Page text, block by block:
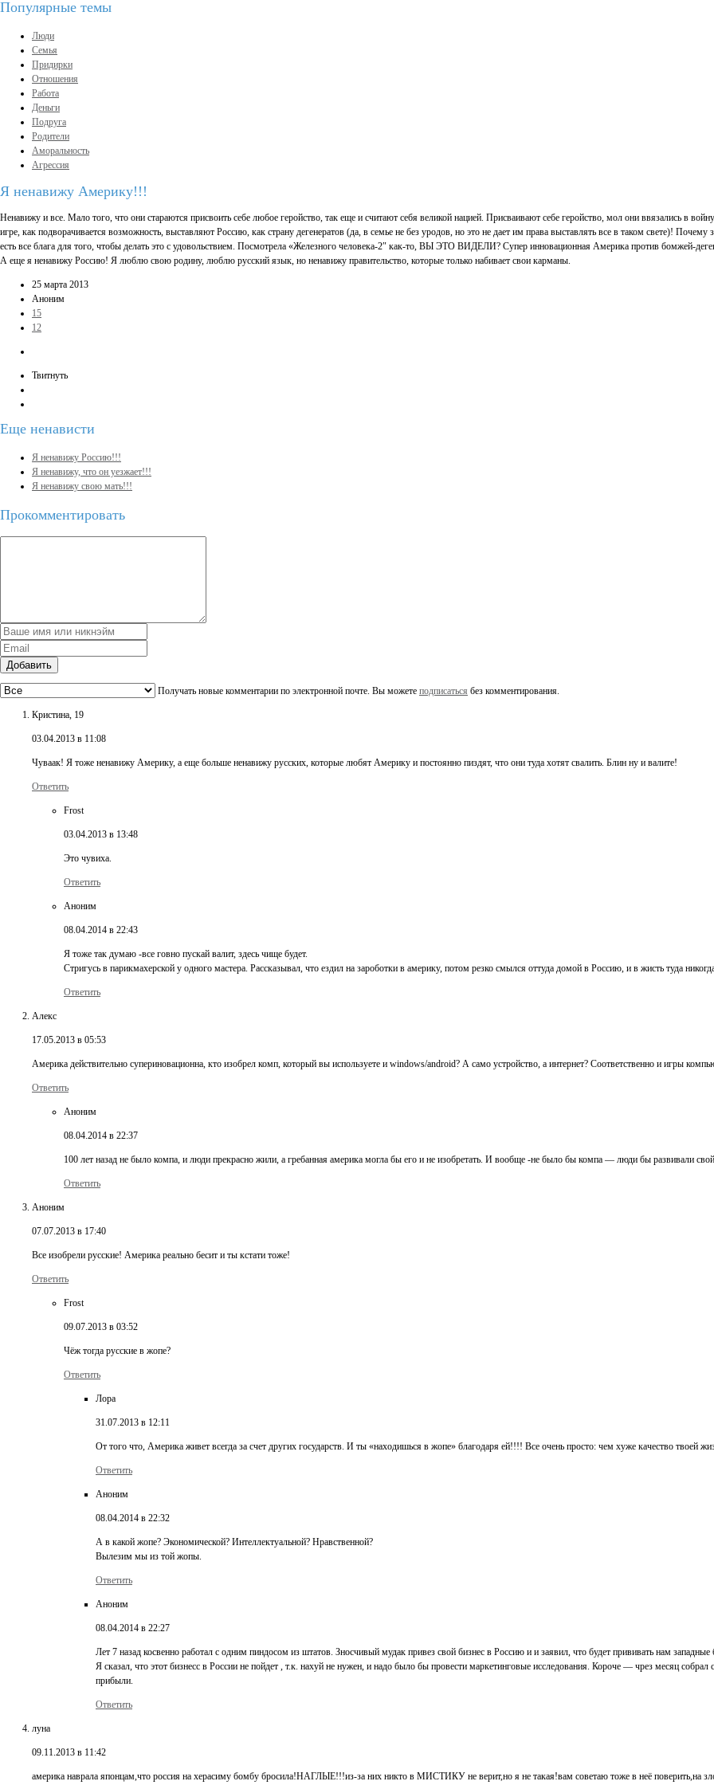
Популярные темы
Люди
Семья
Придирки
Отношения
Работа
Деньги
Подруга
Родители
Аморальность
Агрессия
Я ненавижу Америку!!!
Ненавижу и все. Мало того, что они стараются присвоить себе любое геройство, так еще и считают себя великой нацией. Присваивают себе геройство, мол они ввязались
игре, как подворачивается возможность, выставляют Россию, как страну дегенератов (да, в семье не без уродов, но это не дает им права выставлять все в таком свете)!
есть все блага для того, чтобы делать это с удовольствием. Посмотрела «Железного человека-2″ как-то, ВЫ ЭТО ВИДЕЛИ? Супер инновационная Америка против бомжей-
А еще я ненавижу Россию! Я люблю свою родину, люблю русский язык, но ненавижу правительство, которые только набивает свои карманы.
25 марта 2013
Аноним
15
12
Твитнуть
Еще ненависти
Я ненавижу Россию!!!
Я ненавижу, что он уезжает!!!
Я ненавижу свою мать!!!
Прокомментировать
Добавить
Получать новые комментарии по электронной почте. Вы можете подписаться без комментирования.
Кристина, 19
03.04.2013 в 11:08
Чуваак! Я тоже ненавижу Америку, а еще больше ненавижу русских, которые любят Америку и постоянно пиздят, что они туда хотят свалить. Блин ну и валите!
Ответить
Frost
03.04.2013 в 13:48
Это чувиха.
Ответить
Аноним
08.04.2014 в 22:43
Я тоже так думаю -все говно пускай валит, здесь чище будет.
Стригусь в парикмахерской у одного мастера. Рассказывал, что ездил на зароботки в америку, потом резко смылся оттуда домой в Россию, и в жисть туда
Ответить
Алекс
17.05.2013 в 05:53
Америка действительно супериновационна, кто изобрел комп, который вы используете и windows/android? А само устройство, а интернет? Соответственно и игры
Ответить
Аноним
08.04.2014 в 22:37
100 лет назад не было компа, и люди прекрасно жили, а гребанная америка могла бы его и не изобретать. И вообще -не было бы компа — люди бы развивали
Ответить
Аноним
07.07.2013 в 17:40
Все изобрели русские! Америка реально бесит и ты кстати тоже!
Ответить
Frost
09.07.2013 в 03:52
Чёж тогда русские в жопе?
Ответить
Лора
31.07.2013 в 12:11
От того что, Америка живет всегда за счет других государств. И ты «находишься в жопе» благодаря ей!!!! Все очень просто: чем хуже качество твоей
Ответить
Аноним
08.04.2014 в 22:32
А в какой жопе? Экономической? Интеллектуальной? Нравственной?
Вылезим мы из той жопы.
Ответить
Аноним
08.04.2014 в 22:27
Лет 7 назад косвенно работал с одним пиндосом из штатов. Зносчивый мудак привез свой бизнес в Россию и и заявил, что будет прививать нам западные
Я сказал, что этот бизнесс в России не пойдет , т.к. нахуй не нужен, и надо было бы провести маркетинговые исследования. Короче — чрез месяц
прибыли.
Ответить
луна
09.11.2013 в 11:42
америка наврала японцам,что россия на херасиму бомбу бросила!НАГЛЫЕ!!!из-за них никто в МИСТИКУ не верит,но я не такая!вам советаю тоже в неё поверить,на